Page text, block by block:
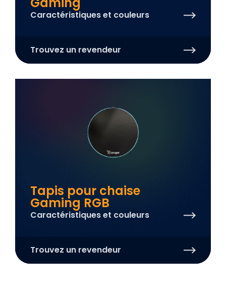
Caractéristiques et couleurs
Trouvez un revendeur
Tapis pour chaise
Gaming RGB
Caractéristiques et couleurs
Trouvez un revendeur